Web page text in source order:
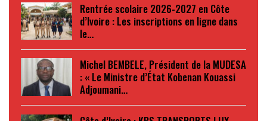
Rentrée scolaire 2026-2027 en Côte
d’Ivoire : Les inscriptions en ligne dans
le…
Michel BEMBELE, Président de la MUDESA
: « Le Ministre d’État Kobenan Kouassi
Adjoumani…